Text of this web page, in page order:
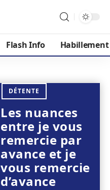
Flash Info Habillement
DÉTENTE
Les nuances
entre je vous
remercie par
avance et je
vous remercie
d’avance